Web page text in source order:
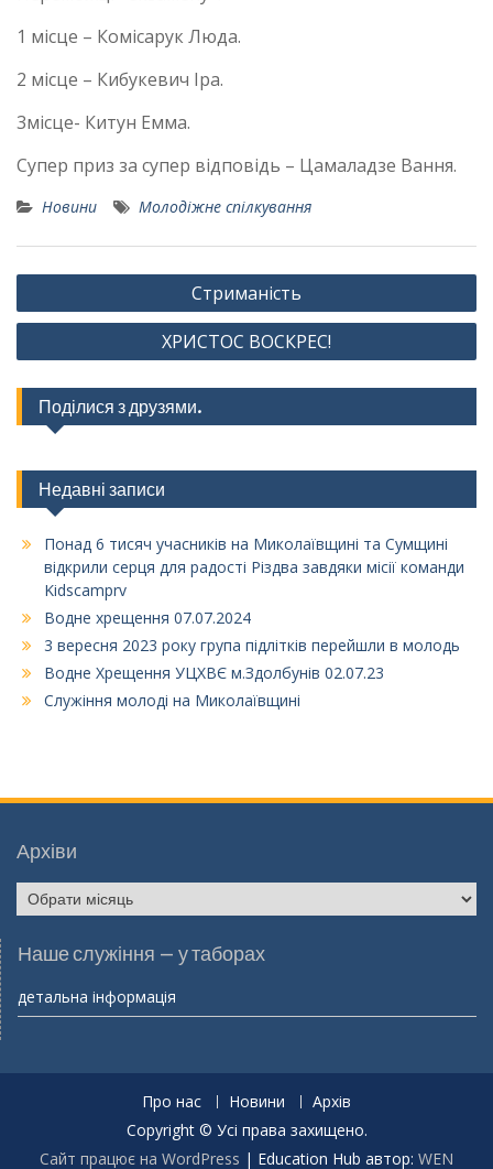
1 місце – Комісарук Люда.
2 місце – Кибукевич Іра.
3місце- Китун Емма.
Супер приз за супер відповідь – Цамаладзе Вання.
Новини Молодіжне спілкування
Навігація
записів
Стриманість
ХРИСТОС ВОСКРЕС!
Поділися з друзями.
Недавні записи
Понад 6 тисяч учасників на Миколаївщині та Сумщині
відкрили серця для радості Різдва завдяки місії команди
Kidscamprv
Водне хрещення 07.07.2024
3 вересня 2023 року група підлітків перейшли в молодь
Водне Хрещення УЦХВЄ м.Здолбунів 02.07.23
Служіння молоді на Миколаївщині
Архіви
Архіви
Наше служіння – у таборах
детальна інформація
Про нас Новини
Архів
Copyright © Усі права захищено.
Сайт працює на WordPress | Education Hub автор: WEN